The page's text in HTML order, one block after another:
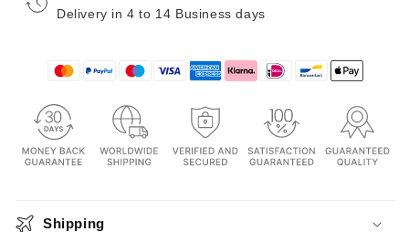
Delivery in 4 to 14 Business days
Shipping